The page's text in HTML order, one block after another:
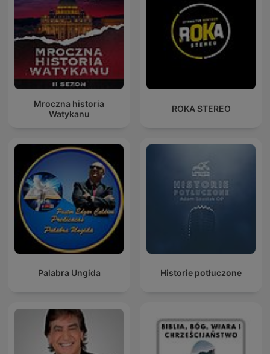
Mroczna historia
Watykanu
ROKA STEREO
Palabra Ungida Historie potłuczone